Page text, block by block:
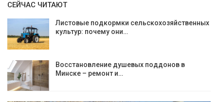
СЕЙЧАС ЧИТАЮТ
Листовые подкормки сельскохозяйственных
культур: почему они…
Восстановление душевых поддонов в
Минске – ремонт и…